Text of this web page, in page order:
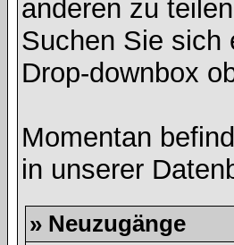
anderen zu
Suchen Sie sich
Drop-downbox
Momentan
in unserer
» Neuzugänge